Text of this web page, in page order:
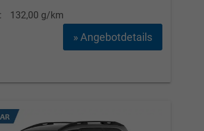
132,00 g/km
» Angebotdetails